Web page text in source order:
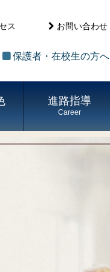
ス お問い合わせ
保護者・在校生の方へ
進路指導
Career